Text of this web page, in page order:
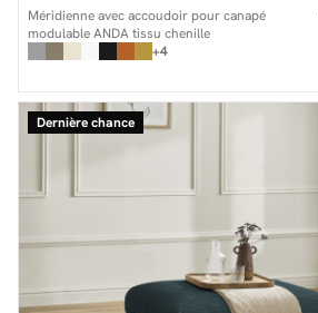
Méridienne avec accoudoir pour canapé
modulable ANDA tissu chenille
+4
Dernière chance